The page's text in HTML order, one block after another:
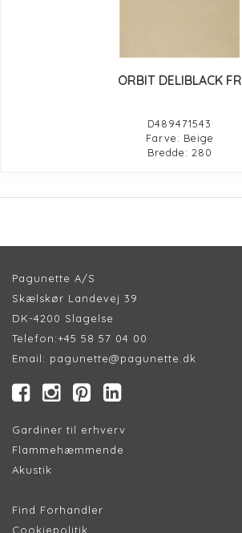
ORBIT DELIBLACK FR
D489471543
Farve: Beige
Bredde: 280
Pagunette A/S
Skælskør Landevej 39
DK-4200 Slagelse
Telefon:+45 58 57 04 00
Email: pagunette@pagunette.dk
Gardiner til erhverv
Flammehæmmende
Akustik
Find Forhandler
Cookiepolitik